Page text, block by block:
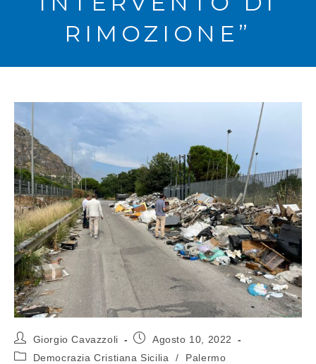
RIMOZIONE”
Giorgio Cavazzoli
Agosto 10, 2022
Democrazia Cristiana Sicilia
/ Palermo